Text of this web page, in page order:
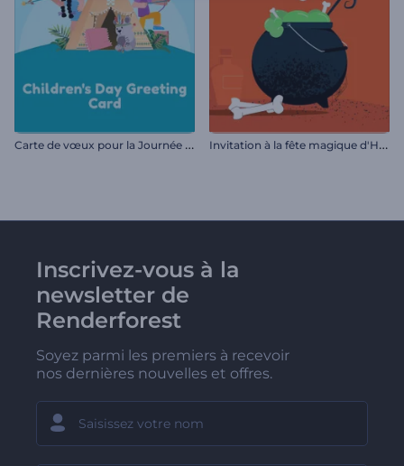
C
arte de vœux pour la Journée des enfants I
nvitation à la fête magique d'Halloween
Inscrivez-vous à la
newsletter de
Renderforest
Soyez parmi les premiers à recevoir
nos dernières nouvelles et offres.